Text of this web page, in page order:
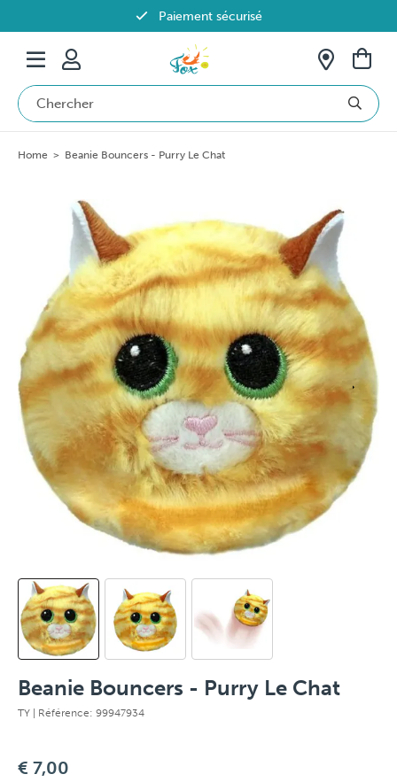
Paiement sécurisé
Livraison offerte dès 69€ en Belgique
Home > Beanie Bouncers - Purry Le Chat
Beanie Bouncers - Purry Le Chat
TY | Référence: 99947934
€ 7,00